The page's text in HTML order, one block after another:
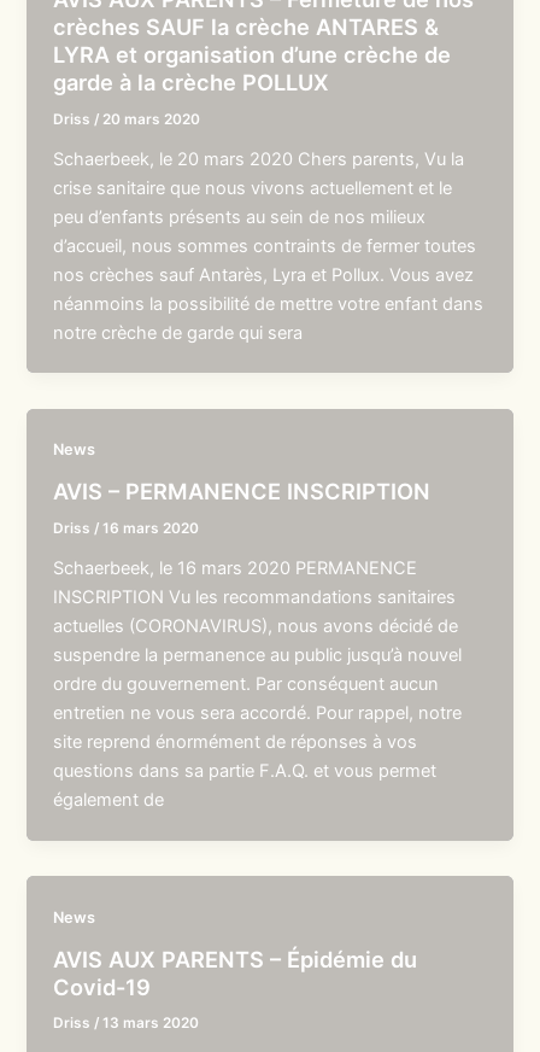
crèches SAUF la crèche ANTARES &
LYRA et organisation d’une crèche de
garde à la crèche POLLUX
Driss / 20 mars 2020
Schaerbeek, le 20 mars 2020 Chers parents, Vu la
crise sanitaire que nous vivons actuellement et le
peu d’enfants présents au sein de nos milieux
d’accueil, nous sommes contraints de fermer toutes
nos crèches sauf Antarès, Lyra et Pollux. Vous avez
néanmoins la possibilité de mettre votre enfant dans
notre crèche de garde qui sera
News
AVIS – PERMANENCE INSCRIPTION
Driss /16 mars 2020
Schaerbeek, le 16 mars 2020 PERMANENCE
INSCRIPTION Vu les recommandations sanitaires
actuelles (CORONAVIRUS), nous avons décidé de
suspendre la permanence au public jusqu’à nouvel
ordre du gouvernement. Par conséquent aucun
entretien ne vous sera accordé. Pour rappel, notre
site reprend énormément de réponses à vos
questions dans sa partie F.A.Q. et vous permet
également de
News
AVIS AUX PARENTS – Épidémie du
Covid-19
Driss /13 mars 2020